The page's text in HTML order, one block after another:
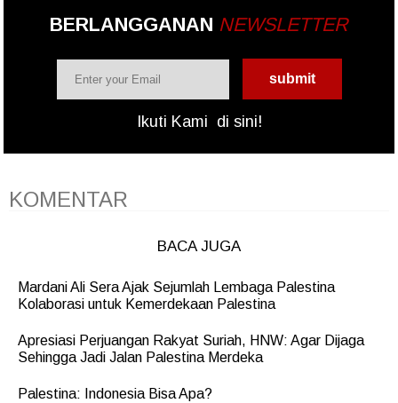
BERLANGGANAN NEWSLETTER
Ikuti Kami di sini!
KOMENTAR
BACA JUGA
Mardani Ali Sera Ajak Sejumlah Lembaga Palestina
Kolaborasi untuk Kemerdekaan Palestina
Apresiasi Perjuangan Rakyat Suriah, HNW: Agar Dijaga
Sehingga Jadi Jalan Palestina Merdeka
Palestina: Indonesia Bisa Apa?